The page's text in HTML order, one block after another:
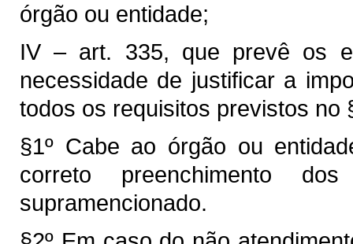
órgão ou entidade;
IV – art. 335, que prevê os
necessidade de justificar a
todos os requisitos previstos no
§1º Cabe ao órgão ou
correto preenchimento
supramencionado.